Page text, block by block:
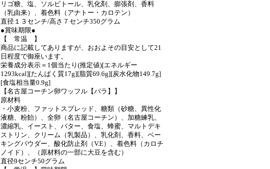
リゴ糖、塩、ソルビトール、乳化剤、膨張剤、香料
（乳由来）、着色料（アナトー・カロテン）
直径１３センチ/高さ７センチ350グラム
●賞味期限●
【 常温 】
商品に記載してありますが、おおよその目安として21
日程度で御座います。
栄養成分表示＝1個当たり(推定値)[エネルギー
1293kcal][たんぱく質17g][脂質69.6g][炭水化物149.7g]
[食塩相当量0.9g]
【名古屋コーチン卵ワッフル【バラ】】
原材料
・小麦粉、ファットスプレッド、糖類（砂糖、異性化
液糖、粉飴）、全卵（名古屋コーチン）、加糖練乳、
濃縮乳、イースト、バター、食塩、蜂蜜、マルトデキ
ストリン、クリーム（乳製品）、乳化剤、香料、ベー
キングパウダー、酸化防止剤（V.E）、着色料（カロチ
ノイド）、（原材料の一部に大豆を含む）
直径9センチ50グラム